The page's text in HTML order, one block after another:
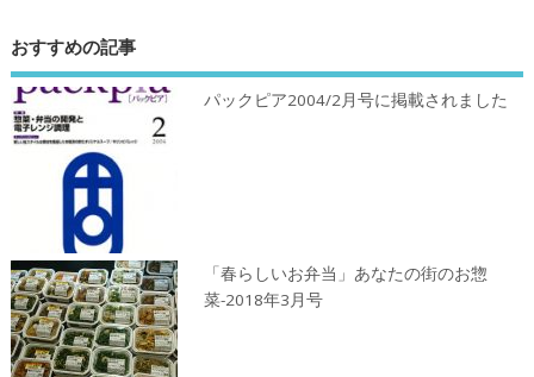
おすすめの記事
パックピア2004/2月号に掲載されました
「春らしいお弁当」あなたの街のお惣
菜-2018年3月号